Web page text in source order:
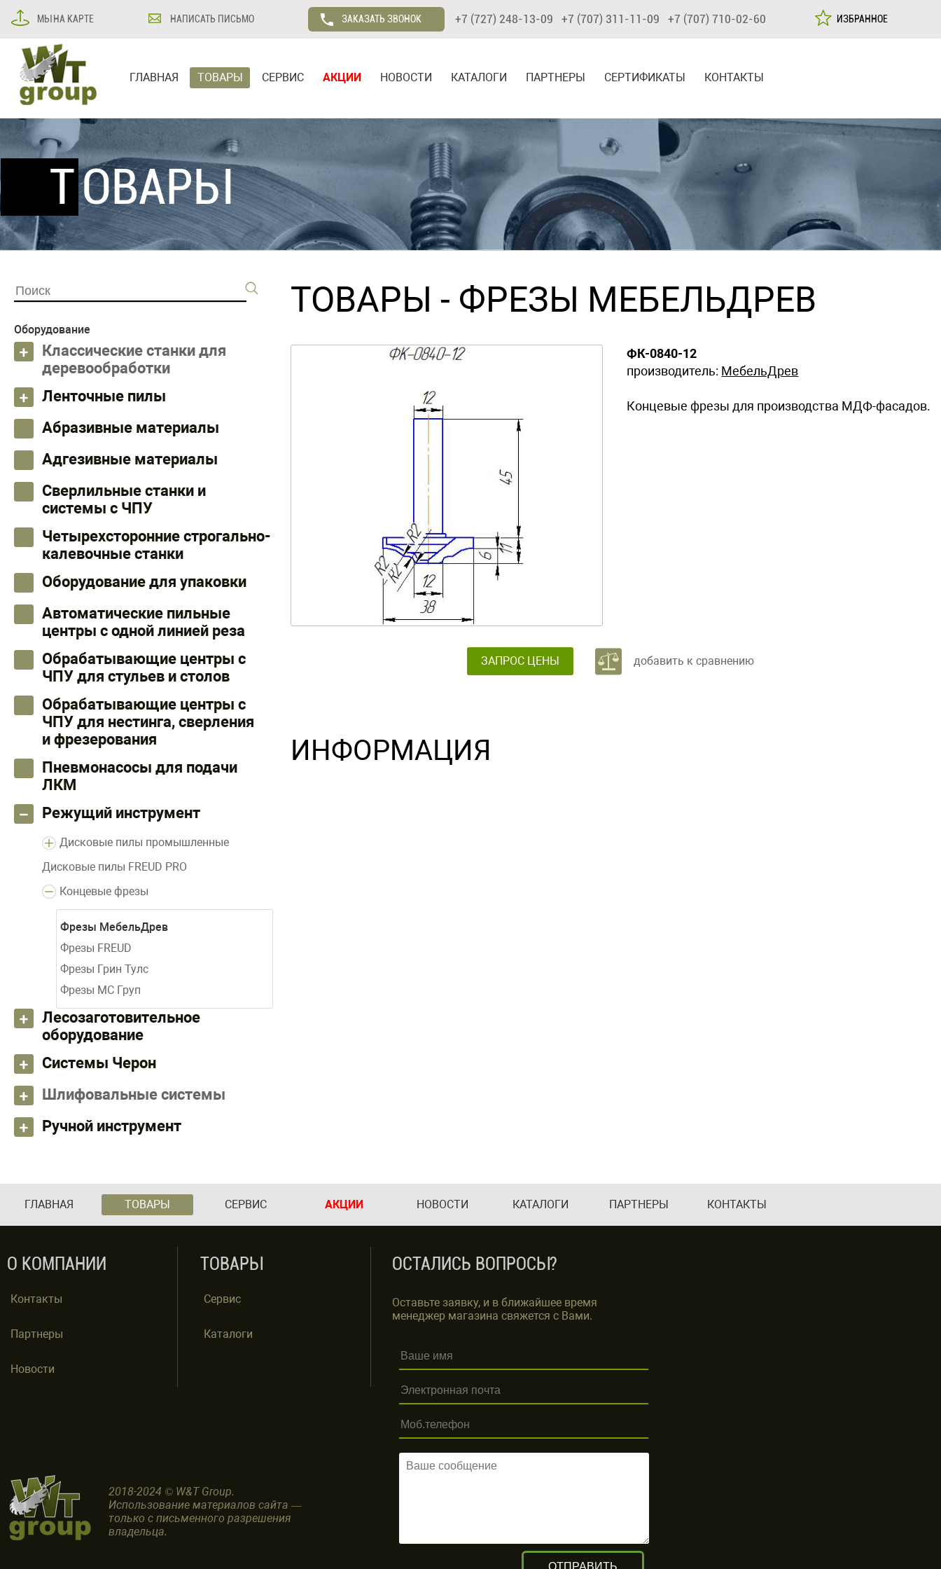
МЫ НА КАРТЕ НАПИСАТЬ ПИСЬМО ЗАКАЗАТЬ ЗВОНОК +7 (727) 248-13-09 +7 (707) 311-11-09 +7 (707) 710-02-60 ИЗБРАННОЕ
ГЛАВНАЯ ТОВАРЫ СЕРВИС АКЦИИ НОВОСТИ КАТАЛОГИ ПАРТНЕРЫ СЕРТИФИКАТЫ КОНТАКТЫ
ТОВАРЫ
Оборудование
Классические станки для
деревообработки
Ленточные пилы
Абразивные материалы
Адгезивные материалы
Сверлильные станки и
системы с ЧПУ
Четырехсторонние строгально-
калевочные станки
Оборудование для упаковки
Автоматические пильные
центры с одной линией реза
Обрабатывающие центры с
ЧПУ для стульев и столов
Обрабатывающие центры с
ЧПУ для нестинга, сверления
и фрезерования
Пневмонасосы для подачи
ЛКМ
Режущий инструмент
Дисковые пилы промышленные
Дисковые пилы FREUD PRO
Концевые фрезы
Фрезы МебельДрев
Фрезы FREUD
Фрезы Грин Тулс
Фрезы МС Груп
Лесозаготовительное
оборудование
Системы Черон
Шлифовальные системы
Ручной инструмент
ТОВАРЫ - ФРЕЗЫ МЕБЕЛЬДРЕВ
ФК-0840-12
производитель: МебельДрев
Концевые фрезы для производства МДФ-фасадов.
добавить к сравнению
ЗАПРОС ЦЕНЫ
ИНФОРМАЦИЯ
ГЛАВНАЯ ТОВАРЫ СЕРВИС АКЦИИ НОВОСТИ КАТАЛОГИ ПАРТНЕРЫ КОНТАКТЫ
О КОМПАНИИ
Контакты
Партнеры
Новости
ТОВАРЫ
Сервис
Каталоги
2018-2024 © W&T Group.
Использование материалов сайта —
только с письменного разрешения
владельца.
ОСТАЛИСЬ ВОПРОСЫ?
Оставьте заявку, и в ближайшее время
менеджер магазина свяжется с Вами.